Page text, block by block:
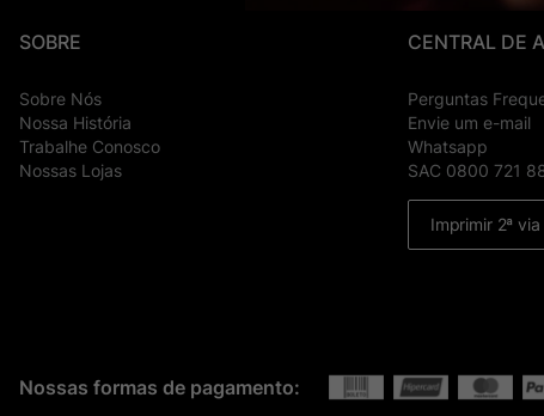
SOBRE
Sobre Nós
Nossa História
Trabalhe Conosco
Nossas Lojas
CENTRAL DE
Perguntas
Envie um e-mail
Whatsapp
SAC 0800 721
Imprimir 2ª
Nossas formas de pagamento: